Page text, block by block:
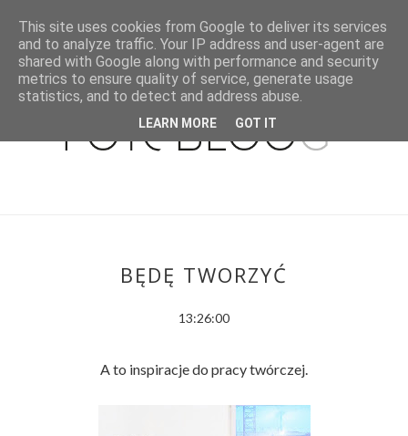
BĘDĘ TWORZYĆ
13:26:00
A to inspiracje do pracy twórczej.
This site uses cookies from Google to deliver its services
and to analyze traffic. Your IP address and user-agent are
shared with Google along with performance and security
metrics to ensure quality of service, generate usage
statistics, and to detect and address abuse.
LEARN MORE GOT IT